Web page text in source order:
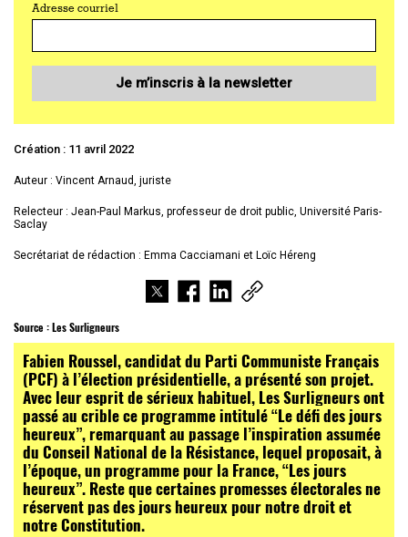
Adresse courriel
Je m’inscris à la newsletter
Création : 11 avril 2022
Auteur : Vincent Arnaud, juriste
Relecteur : Jean-Paul Markus, professeur de droit public, Université Paris-
Saclay
Secrétariat de rédaction : Emma Cacciamani et Loïc Héreng
Source :Les Surligneurs
Fabien Roussel, candidat du Parti Communiste Français
(PCF) à l’élection présidentielle, a présenté son projet.
Avec leur esprit de sérieux habituel, Les Surligneurs ont
passé au crible ce programme intitulé “Le défi des jours
heureux”, remarquant au passage l’inspiration assumée
du Conseil National de la Résistance, lequel proposait, à
l’époque, un programme pour la France, “Les jours
heureux”. Reste que certaines promesses électorales ne
réservent pas des jours heureux pour notre droit et
notre Constitution.